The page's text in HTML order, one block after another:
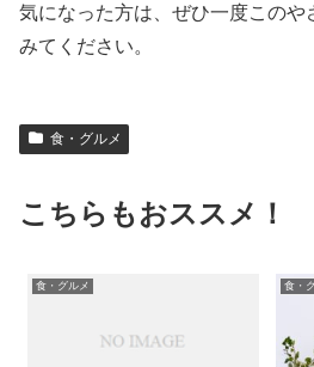
気になった方は、ぜひ一度このや
みてください。
食・グルメ
こちらもおススメ！
食・グルメ 食・